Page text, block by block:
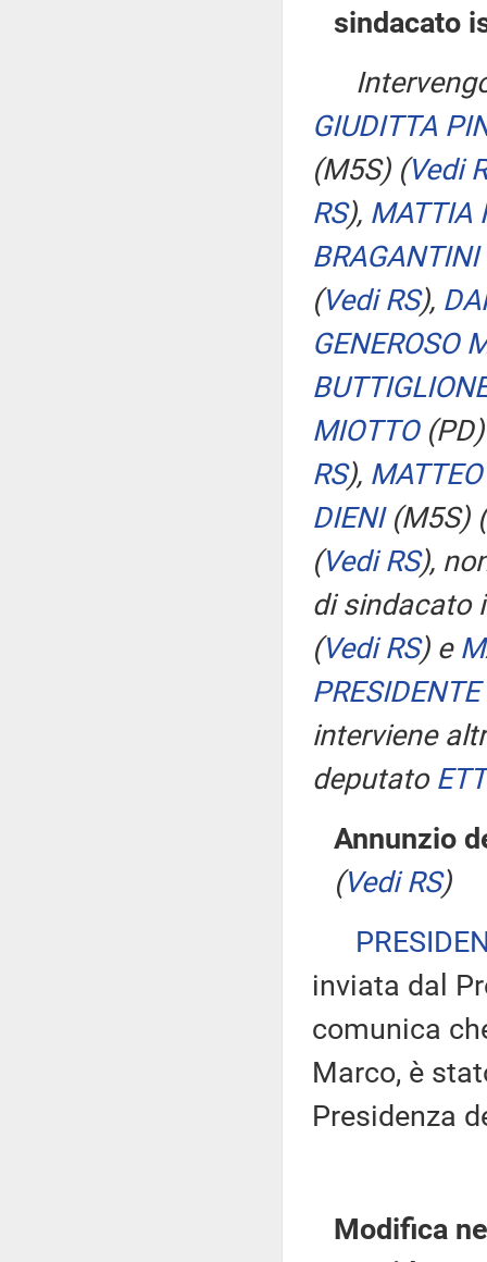
sindacato
GIUDITTA
(M5S) (Vedi
RS), MATTIA
BRAGANTINI
(Vedi RS),
GENEROSO
MIOTTO
RS),
DIENI(M5S) (
(Vedi RS),
di sindacato
(Vedi RS)e
PRESIDENTE
interviene
deputato
Annunzio
(Vedi RS)
inviata dal
comunica
Marco, è
Presidenza
Modifica